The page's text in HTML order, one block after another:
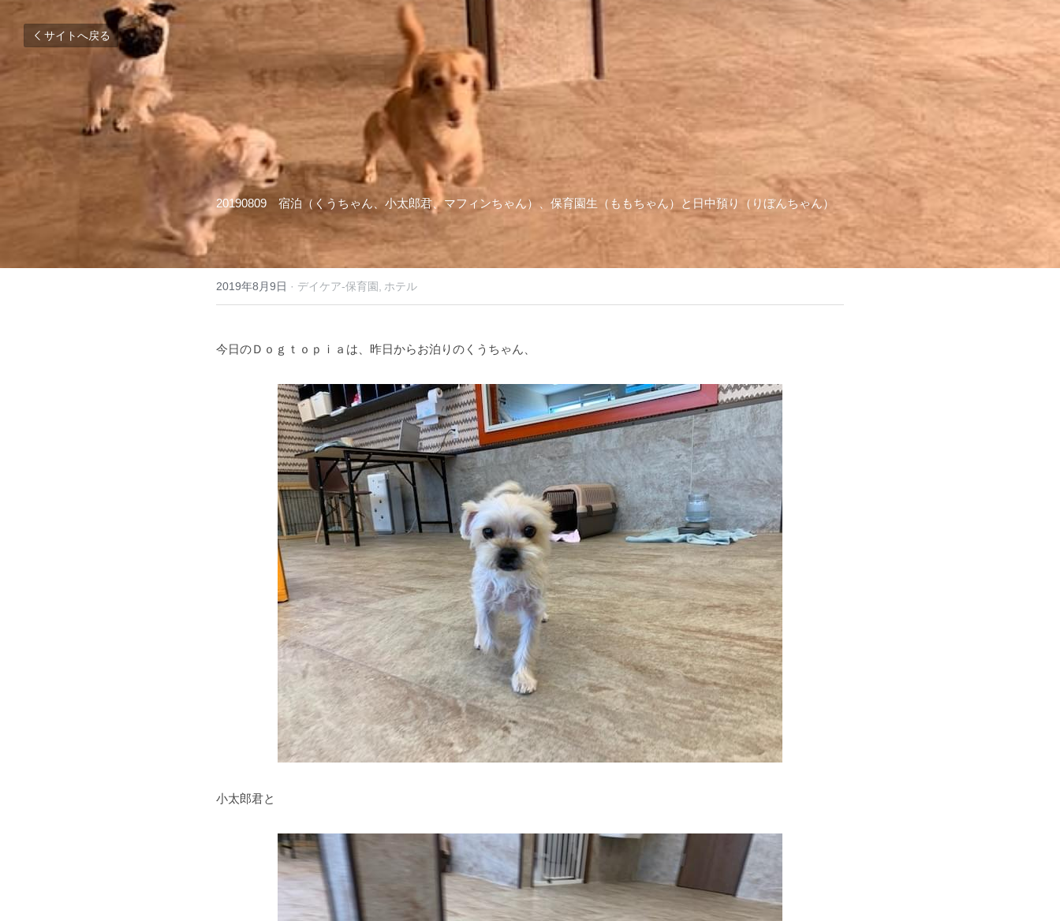
サイトへ戻る
20190809 宿泊（くうちゃん、小太郎君、マフィンちゃん）、保育園生（ももちゃん）と日中預り（りぼんちゃん）
2019年8月9日 · デイケア-保育園, ホテル
今日のＤｏｇｔｏｐｉａは、昨日からお泊りのくうちゃん、
小太郎君と